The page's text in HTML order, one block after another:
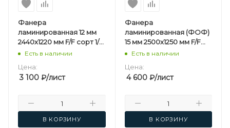
Фанера
ламинированная 12 мм
2440х1220 мм F/F сорт 1/1
березовая
Есть в наличии
Цена:
3 100 ₽/лист
В КОРЗИНУ
Фанера
ламинированная (ФОФ)
15 мм 2500х1250 мм F/F
сорт 1/1 березовая
Есть в наличии
Цена:
4 600₽/лист
В КОРЗИНУ